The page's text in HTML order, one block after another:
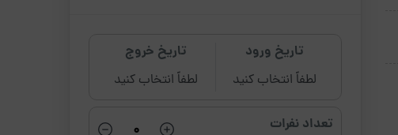
تاریخ ورود
لطفاً انتخاب کنید
تاریخ خروج
لطفاً انتخاب کنید
تعداد نفرات